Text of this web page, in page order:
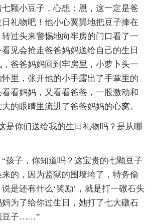
颗小豆子，心想：恩，这一定是爸
礼物吧！他小心翼翼地把豆子捧在
过头来警惕地向牢房的门口看了一
见会抢走爸爸妈妈送给自己的生日
爸爸妈妈回到牢房里，小萝卜头一
里，张开他的小手露出了手掌里的
看妈妈，又看看爸爸，一股激动和
的眼睛里流进了爸爸妈妈的心窝。
是你们送给我的生日礼物吗？是从哪
孩子，你知道吗？这宝贵的七颗豆子
的，因为监狱的围墙垮了，特务偷
是还有什么‘奖励’，就是打一礅石头
为了给你过生日，她打了七大礅石
豆子……”